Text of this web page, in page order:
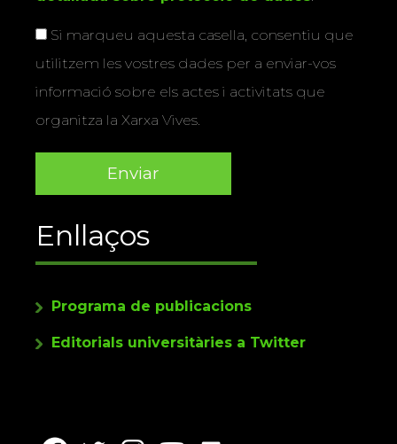
Si marqueu aquesta casella, consentiu que
utilitzem les vostres dades per a enviar-vos
informació sobre els actes i activitats que
organitza la Xarxa Vives.
Enllaços
Programa de publicacions
Editorials universitàries a Twitter